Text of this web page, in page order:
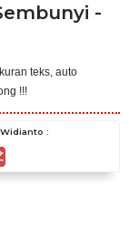
-
teks, auto
!!!
: